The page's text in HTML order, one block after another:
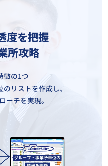
度を把握
所攻略
徴の1つ
リストを作成し、
ーチを実現。